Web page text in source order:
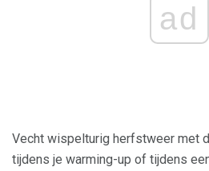
ad
Vecht wispelturig herfstweer met
tijdens je warming-up of tijdens